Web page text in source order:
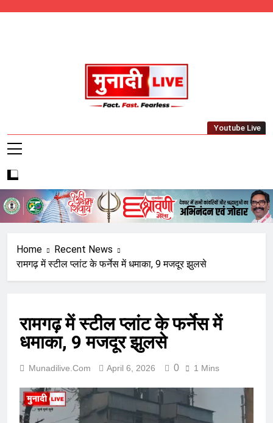
Munadi Live – Jharkhand's Leading Local
Youtube Live
Home
Recent News
रामगढ़ में स्टील प्लांट के फर्नेस में धमाका, 9 मजदूर झुलसे
रामगढ़ में स्टील प्लांट के फर्नेस में
धमाका, 9 मजदूर झुलसे
Munadilive.com April 6, 2026 0 1 Mins